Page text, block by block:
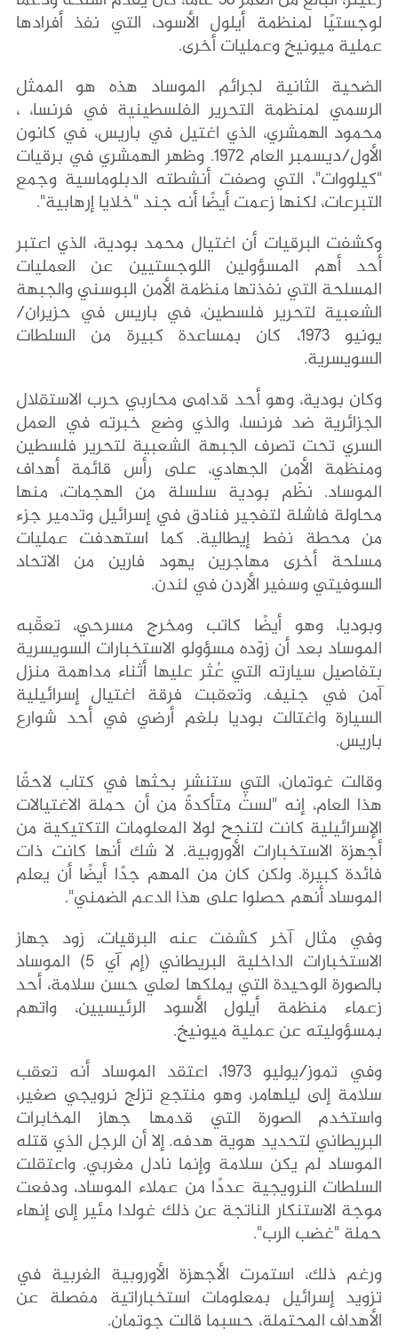
لوجستيًا لمنظمة أيلول الأسود، التي نفذ أفرادها
عملية ميونيخ وعمليات أخرى.
الضحية الثانية لجرائم الموساد هذه هو الممثل
الرسمي لمنظمة التحرير الفلسطينية في فرنسا، ،
محمود الهمشري، الذي اغتيل في باريس، في كانون
الأول/ديسمبر العام 1972. وظهر الهمشري في برقيات
"كيلووات"، التي وصفت أنشطته الدبلوماسية وجمع
التبرعات، لكنها زعمت أيضًا أنه جند "خلايا إرهابية".
وكشفت البرقيات أن اغتيال محمد بودية، الذي اعتبر
أحد أهم المسؤولين اللوجستيين عن العمليات
المسلحة التي نفذتها منظمة الأمن البوسني والجبهة
الشعبية لتحرير فلسطين، في باريس في حزيران/
يونيو 1973، كان بمساعدة كبيرة من السلطات
السويسرية.
وكان بودية، وهو أحد قدامى محاربي حرب الاستقلال
الجزائرية ضد فرنسا، والذي وضع خبرته في العمل
السري تحت تصرف الجبهة الشعبية لتحرير فلسطين
ومنظمة الأمن الجهادي، على رأس قائمة أهداف
الموساد. نظّم بودية سلسلة من الهجمات، منها
محاولة فاشلة لتفجير فنادق في إسرائيل وتدمير جزء
من محطة نفط إيطالية. كما استهدفت عمليات
مسلحة أخرى مهاجرين يهود فارين من الاتحاد
السوفيتي وسفير الأردن في لندن.
وبوديا، وهو أيضًا كاتب ومخرج مسرحي، تعقّبه
الموساد بعد أن زوّده مسؤولو الاستخبارات السويسرية
بتفاصيل سيارته التي عُثر عليها أثناء مداهمة منزل
آمن في جنيف. وتعقبت فرقة اغتيال إسرائيلية
السيارة واغتالت بوديا بلغم أرضي في أحد شوارع
باريس.
وقالت غوتمان، التي ستنشر بحثها في كتاب لاحقًا
هذا العام، إنه "لستُ متأكدةً من أن حملة الاغتيالات
الإسرائيلية كانت لتنجح لولا المعلومات التكتيكية من
أجهزة الاستخبارات الأوروبية. لا شك أنها كانت ذات
فائدة كبيرة. ولكن كان من المهم جدًا أيضًا أن يعلم
الموساد أنهم حصلوا على هذا الدعم الضمني".
وفي مثال آخر كشفت عنه البرقيات، زود جهاز
الاستخبارات الداخلية البريطاني (إم آي 5) الموساد
بالصورة الوحيدة التي يملكها لعلي حسن سلامة، أحد
زعماء منظمة أيلول الأسود الرئيسيين، واتهم
بمسؤوليته عن عملية ميونيخ.
وفي تموز/يوليو 1973، اعتقد الموساد أنه تعقب
سلامة إلى ليلهامر، وهو منتجع تزلج نرويجي صغير،
واستخدم الصورة التي قدمها جهاز المخابرات
البريطاني لتحديد هوية هدفه. إلا أن الرجل الذي قتله
الموساد لم يكن سلامة وإنما نادل مغربي. واعتقلت
السلطات النرويجية عددًا من عملاء الموساد، ودفعت
موجة الاستنكار الناتجة عن ذلك غولدا مئير إلى إنهاء
حملة "غضب الرب".
ورغم ذلك، استمرت الأجهزة الأوروبية الغربية في
تزويد إسرائيل بمعلومات استخباراتية مفصلة عن
الأهداف المحتملة، حسبما قالت جوتمان.